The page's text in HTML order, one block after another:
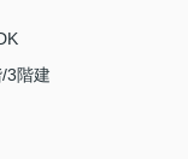
3階建